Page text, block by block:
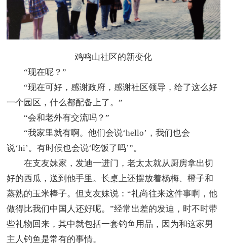
鸡鸣山社区的新变化
“现在呢？”
“现在可好，感谢政府，感谢社区领导，给了这么好
一个园区，什么都配备上了。”
“会和老外有交流吗？”
“我家里就有啊。他们会说‘hello’，我们也会
说‘hi’。有时候也会说‘吃饭了吗’”。
在支友妹家，发迪一进门，老太太就从厨房拿出切
好的西瓜，送到他手里。长桌上还摆放着杨梅、橙子和
蒸熟的玉米棒子。但支友妹说：“礼尚往来这件事啊，他
做得比我们中国人还好呢。”经常出差的发迪，时不时带
些礼物回来，其中就包括一套钓鱼用品，因为和这家男
主人钓鱼是常有的事情。